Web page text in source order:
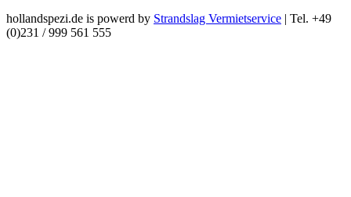
hollandspezi.de is powerd by Strandslag Vermietservice | Tel. +49
(0)231 / 999 561 555